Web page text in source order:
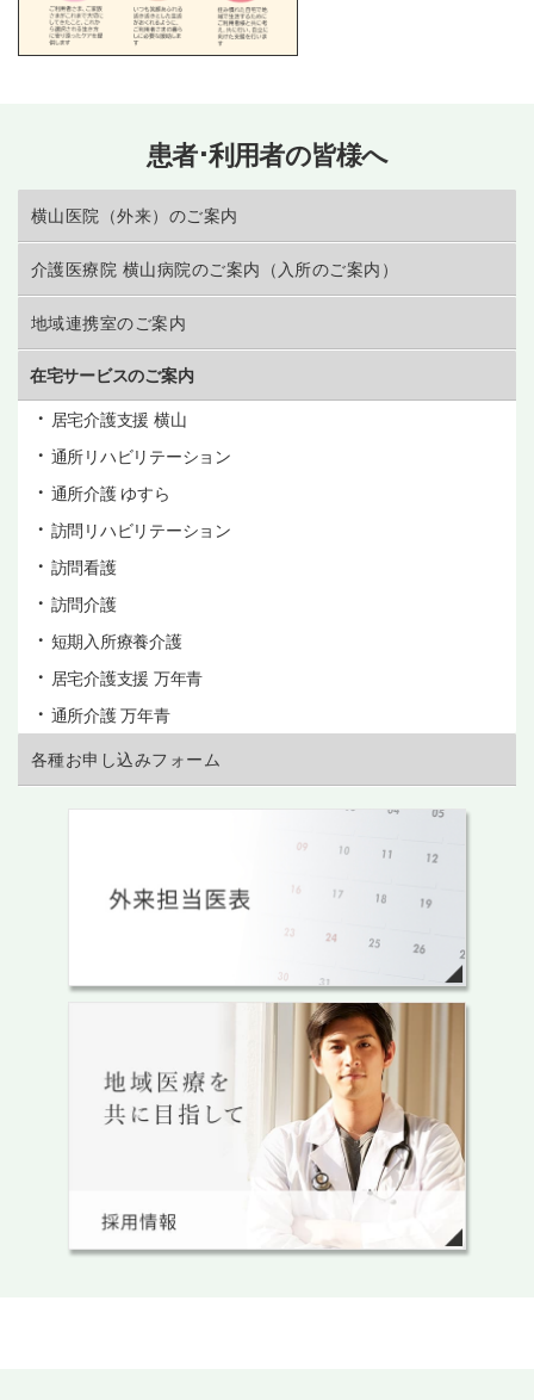
患者･利用者の皆様へ
横山医院（外来）のご案内
介護医療院 横山病院のご案内（入所のご案内）
地域連携室のご案内
在宅サービスのご案内
居宅介護支援 横山
通所リハビリテーション
通所介護 ゆすら
訪問リハビリテーション
訪問看護
訪問介護
短期入所療養介護
居宅介護支援 万年青
通所介護 万年青
各種お申し込みフォーム